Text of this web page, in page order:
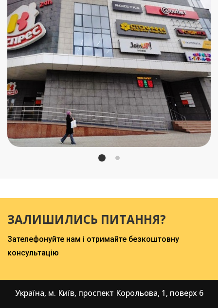
ЗАЛИШИЛИСЬ ПИТАННЯ?
Зателефонуйте нам і отримайте безкоштовну
консультацію
Україна, м. Київ, проспект Корольова, 1, поверх 6